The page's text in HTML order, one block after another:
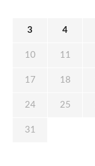
3 4
10 11
17 18
24 25
31